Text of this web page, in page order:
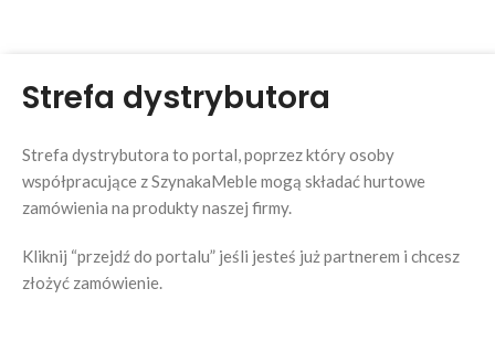
Strefa dystrybutora
Strefa dystrybutora to portal, poprzez który osoby
współpracujące z SzynakaMeble mogą składać hurtowe
zamówienia na produkty naszej firmy.
Kliknij “przejdź do portalu” jeśli jesteś już partnerem i chcesz
złożyć zamówienie.